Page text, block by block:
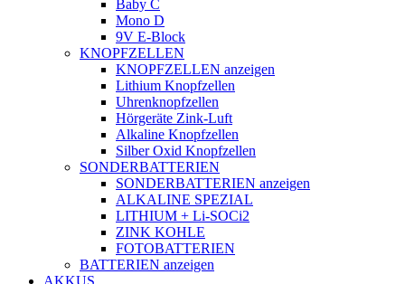
Baby C
Mono D
9V E-Block
KNOPFZELLEN
KNOPFZELLEN anzeigen
Lithium Knopfzellen
Uhrenknopfzellen
Hörgeräte Zink-Luft
Alkaline Knopfzellen
Silber Oxid Knopfzellen
SONDERBATTERIEN
SONDERBATTERIEN anzeigen
ALKALINE SPEZIAL
LITHIUM + Li-SOCi2
ZINK KOHLE
FOTOBATTERIEN
BATTERIEN anzeigen
AKKUS